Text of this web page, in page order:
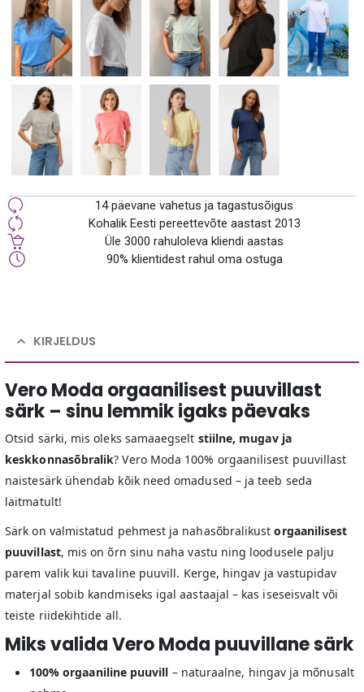
14 päevane vahetus ja tagastusõigus
Kohalik Eesti pereettevõte aastast 2013
Üle 3000 rahuloleva kliendi aastas
90% klientidest rahul oma ostuga
KIRJELDUS
Vero Moda orgaanilisest puuvillast
särk – sinu lemmik igaks päevaks
Otsid särki, mis oleks samaaegselt stiilne, mugav ja
keskkonnasõbralik? Vero Moda 100% orgaanilisest puuvillast
naistesärk ühendab kõik need omadused – ja teeb seda
laitmatult!
Särk on valmistatud pehmest ja nahasõbralikustorgaanilisest
puuvillast, mis on õrn sinu naha vastu ning loodusele palju
parem valik kui tavaline puuvill. Kerge, hingav ja vastupidav
materjal sobib kandmiseks igal aastaajal – kas iseseisvalt või
teiste riidekihtide all.
Miks valida Vero Moda puuvillane särk
100% orgaaniline puuvill – naturaalne, hingav ja mõnusalt